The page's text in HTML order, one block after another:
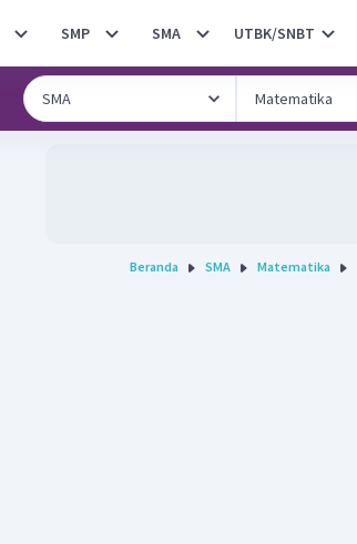
SMP SMA UTBK/SNBT
Beranda SMA Matematika